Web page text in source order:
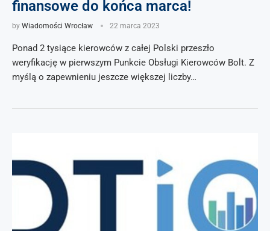
finansowe do końca marca!
by Wiadomości Wrocław 22 marca 2023
Ponad 2 tysiące kierowców z całej Polski przeszło
weryfikację w pierwszym Punkcie Obsługi Kierowców Bolt. Z
myślą o zapewnieniu jeszcze większej liczby…